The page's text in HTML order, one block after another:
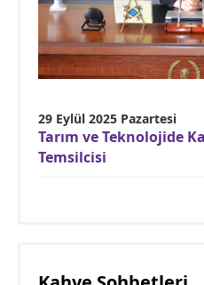
29 Eylül 2025 Pazartesi
Tarım ve Teknolojide
Temsilcisi